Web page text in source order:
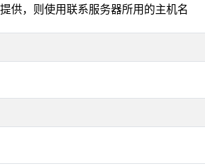
供，则使用联系服务器所用的主机名